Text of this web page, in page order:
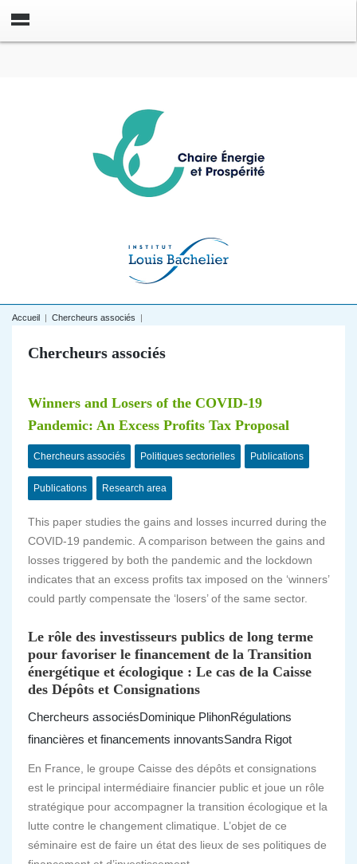
Accueil | Chercheurs associés |
Chercheurs associés
Winners and Losers of the COVID-19
Pandemic: An Excess Profits Tax Proposal
Chercheurs associés Politiques sectorielles Publications
Publications Research area
This paper studies the gains and losses incurred during the
COVID-19 pandemic. A comparison between the gains and
losses triggered by both the pandemic and the lockdown
indicates that an excess profits tax imposed on the ‘winners’
could partly compensate the ‘losers’ of the same sector.
Le rôle des investisseurs publics de long terme
pour favoriser le financement de la Transition
énergétique et écologique : Le cas de la Caisse
des Dépôts et Consignations
Chercheurs associésDominique PlihonRégulations
financières et financements innovantsSandra Rigot
En France, le groupe Caisse des dépôts et consignations
est le principal intermédiaire financier public et joue un rôle
stratégique pour accompagner la transition écologique et la
lutte contre le changement climatique. L’objet de ce
séminaire est de faire un état des lieux de ses politiques de